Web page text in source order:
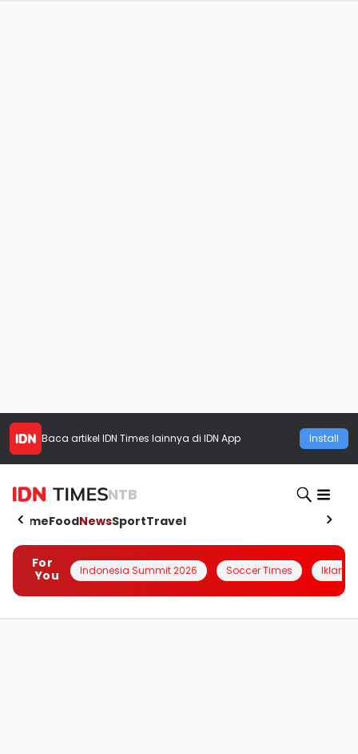
Baca artikel IDN Times lainnya di IDN App Install
NTB
HomeFoodNewsSportTravel
For
You
Indonesia Summit 2026 Soccer Times Iklanin